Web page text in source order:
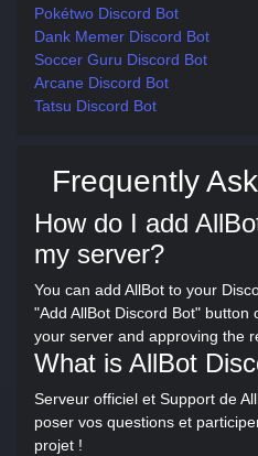
Pokétwo Discord Bot
Dank Memer Discord Bot
Soccer Guru Discord Bot
Arcane Discord Bot
Tatsu Discord Bot
Frequently
How do I add
my server?
You can add AllBot to your
"Add AllBot Discord Bot" button
your server and approving the
What is AllBot
Serveur officiel et Support de
poser vos questions et
projet !